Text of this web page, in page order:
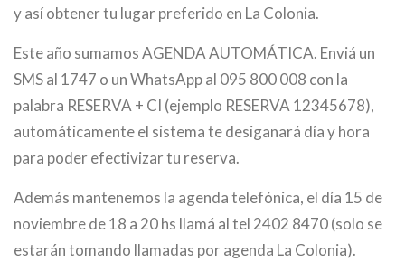
y así obtener tu lugar preferido en La Colonia.
Este año sumamos AGENDA AUTOMÁTICA. Enviá un
SMS al 1747 o un WhatsApp al 095 800 008 con la
palabra RESERVA + CI (ejemplo RESERVA 12345678),
automáticamente el sistema te desiganará día y hora
para poder efectivizar tu reserva.
Además mantenemos la agenda telefónica, el día 15 de
noviembre de 18 a 20 hs llamá al tel 2402 8470 (solo se
estarán tomando llamadas por agenda La Colonia).